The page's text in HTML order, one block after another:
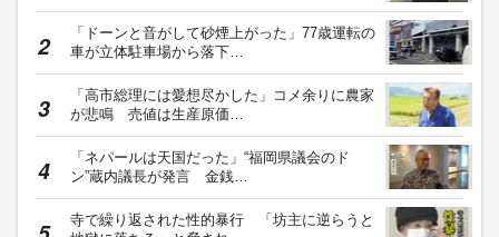
「ドーンと音がして砂煙上がった」77歳運転の
車が立体駐車場から落下…
「高市総理には愛想尽かした」コメ余りに農家
が悲鳴 売値は生産原価…
「ネパールは天国だった」“福岡県議会のド
ン”蔵内議長が発言 金銭…
寺で繰り返された性的暴行 「坊主に逆らうと